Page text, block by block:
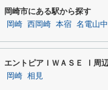
岡崎市にある駅から探す
岡崎 西岡崎 本宿 名電山中
エントピアＩＷＡＳＥ Ⅰ周
岡崎 相見